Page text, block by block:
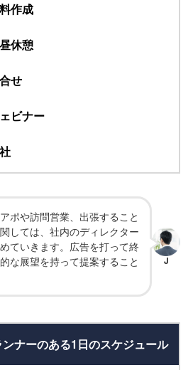
作成
休憩
せ
ビナー
ポや訪問営業、出張すること
しては、社内のディレクター
ていきます。広告を打って終
な展望を持って提案すること
J
ナーのある1日のスケジュール